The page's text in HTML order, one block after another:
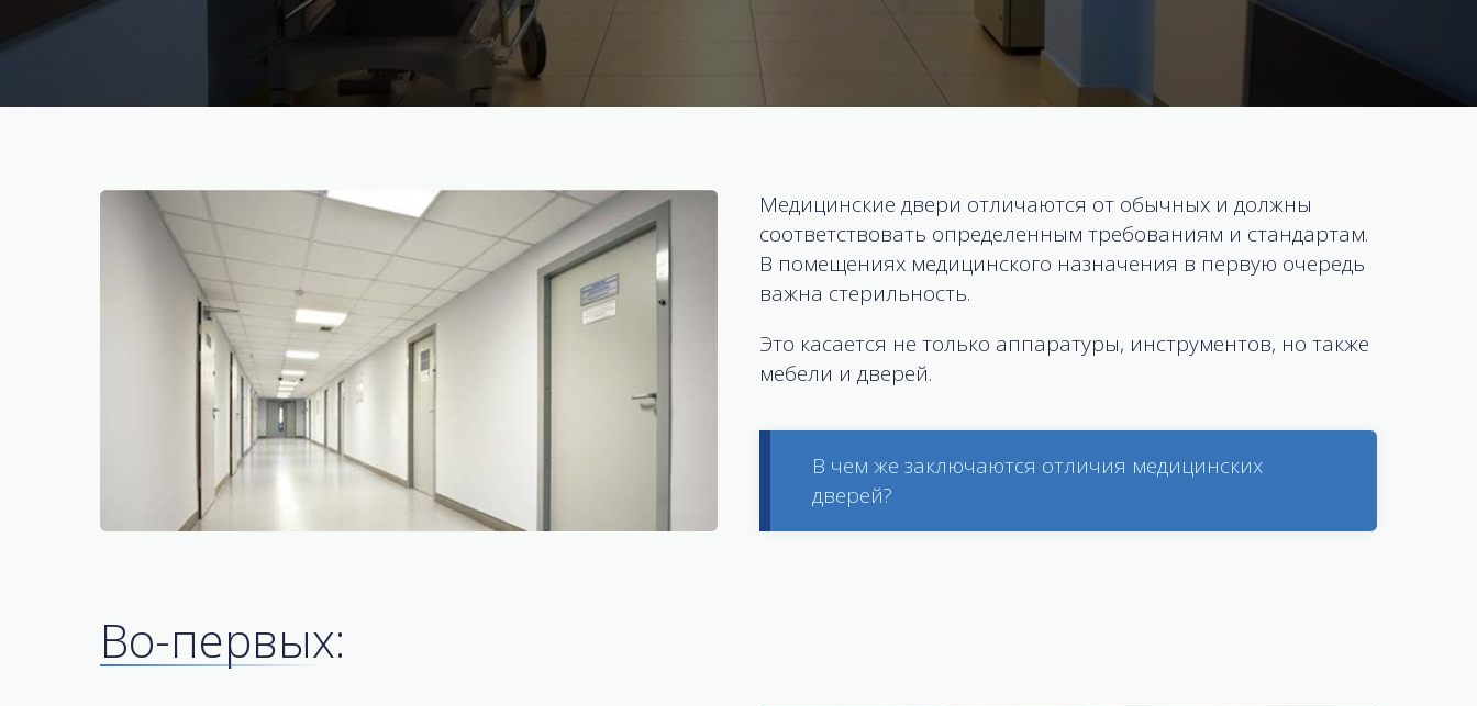
Медицинские двери отличаются от обычных и должны
соответствовать определенным требованиям и стандартам.
В помещениях медицинского назначения в первую очередь
важна стерильность.
Это касается не только аппаратуры, инструментов, но также
мебели и дверей.
В чем же заключаются отличия медицинских
дверей?
Во-первых: